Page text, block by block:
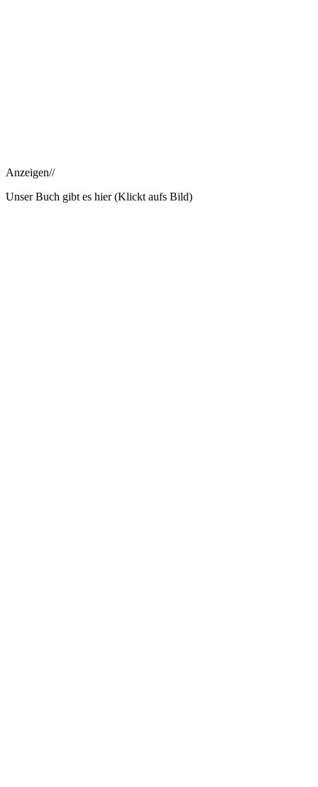
Anzeigen//
Unser Buch gibt es hier (Klickt aufs Bild)